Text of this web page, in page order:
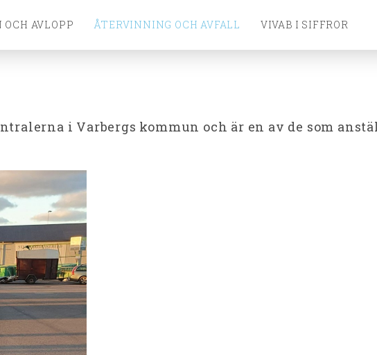
OCH AVLOPP ÅTERVINNING OCH AVFALL VIVAB I SIFFROR
i Varbergs kommun och är en av de som